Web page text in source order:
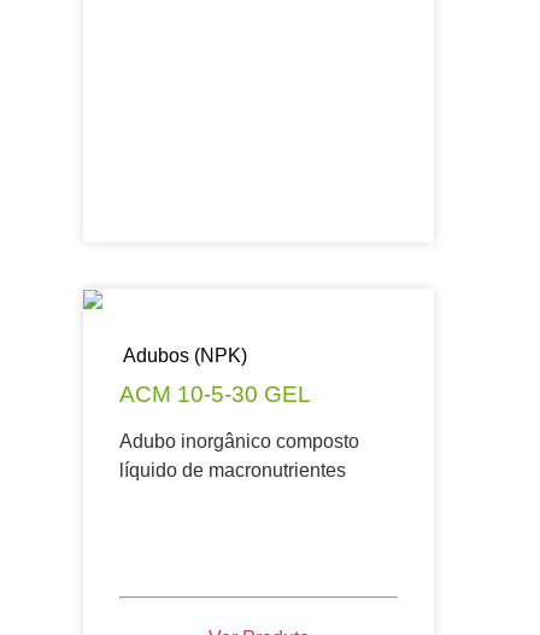
Adubos (NPK)
ACM 10-5-30 GEL
Adubo inorgânico composto
líquido de macronutrientes